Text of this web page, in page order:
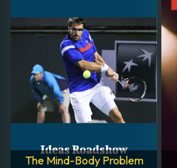
The Mind-Body Problem